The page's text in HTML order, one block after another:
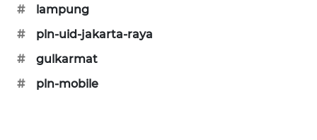
#
lampung
#
pln-uid-jakarta-raya
#
gulkarmat
#
pln-mobile
LKKI
KOPEKLIN